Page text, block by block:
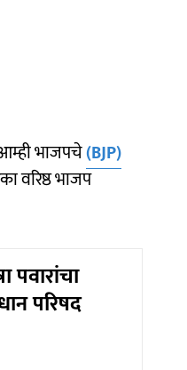
भाजपचे(BJP)
वरिष्ठ भाजप
परिषद